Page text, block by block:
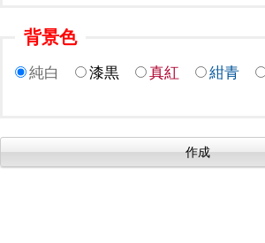
背景色
純白 漆黒 真紅 紺青